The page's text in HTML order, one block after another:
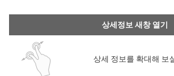
상세정보 새창 열기
상세 정보를 확대해 보